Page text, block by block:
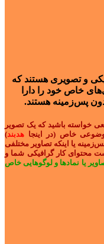
و تصویری هستند که
خاص خود را دارا
پس‌زمینه هستند.
خواسته باشید که یک تصویر
موضوعی خاص (در اینجا هدبند)
یا اینکه تصاویر مختلفی
محتوای کار گرافیکی شما و
یا نمادها و لوگوهایی خاص